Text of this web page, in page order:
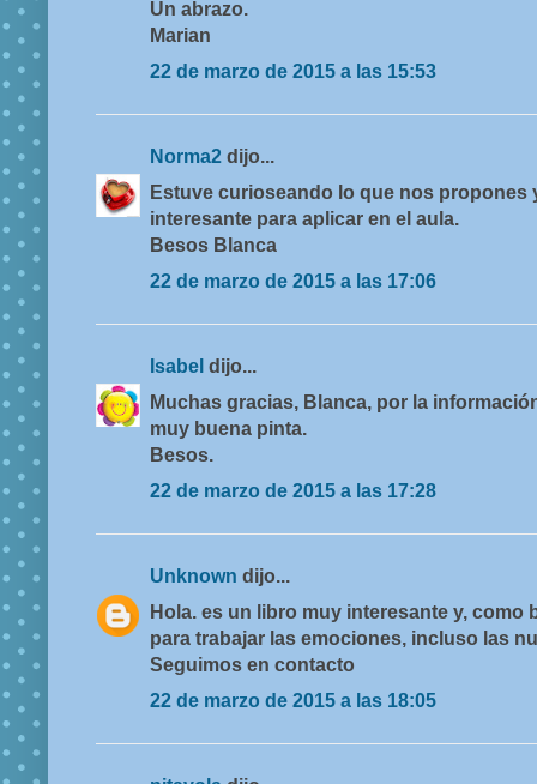
Un abrazo.
Marian
22 de marzo de 2015 a las 15:53
Norma2 dijo...
Estuve curioseando lo que nos propones
interesante para aplicar en el aula.
Besos Blanca
22 de marzo de 2015 a las 17:06
Isabel dijo...
Muchas gracias, Blanca, por la
muy buena pinta.
Besos.
22 de marzo de 2015 a las 17:28
Unknown dijo...
Hola. es un libro muy interesante y, como
para trabajar las emociones, incluso las
Seguimos en contacto
22 de marzo de 2015 a las 18:05